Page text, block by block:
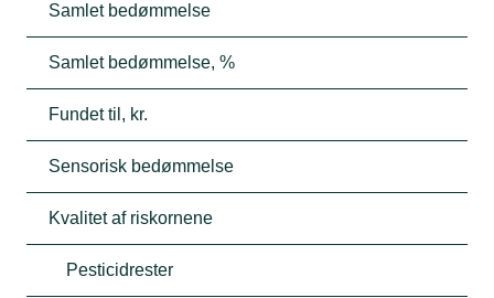
Samlet bedømmelse
Samlet bedømmelse, %
Fundet til, kr.
Sensorisk bedømmelse
Kvalitet af riskornene
Pesticidrester